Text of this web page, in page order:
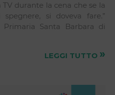
durante la cena che se la
si doveva fare.”
Santa Barbara di
LEGGI TUTTO »